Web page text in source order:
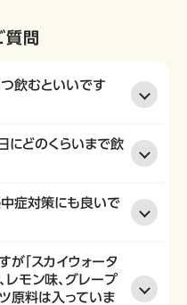
質問
つ飲むといいです
日にどのくらいまで飲
中症対策にも良いで
が「スカイウォータ
レモン味、グレープ
原料は入っていま